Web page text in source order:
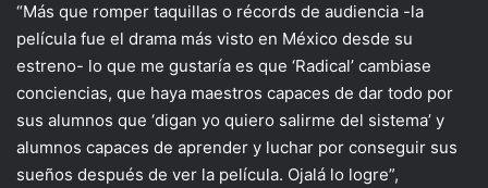
“Más que romper taquillas o récords de audiencia -la
película fue el drama más visto en México desde su
estreno- lo que me gustaría es que ‘Radical’ cambiase
conciencias, que haya maestros capaces de dar todo por
sus alumnos que ‘digan yo quiero salirme del sistema’ y
alumnos capaces de aprender y luchar por conseguir sus
sueños después de ver la película. Ojalá lo logre”,